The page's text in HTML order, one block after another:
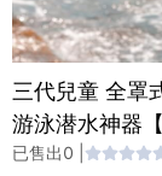
三代兒童 全罩
游泳潜水神器
已售出0